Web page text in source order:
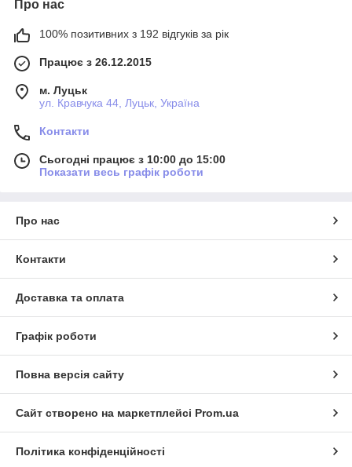
Про нас
100% позитивних з 192 відгуків за рік
Працює з 26.12.2015
м. Луцьк
ул. Кравчука 44, Луцьк, Україна
Контакти
Сьогодні працює з 10:00 до 15:00
Показати весь графік роботи
Про нас
Контакти
Доставка та оплата
Графік роботи
Повна версія сайту
Сайт створено на маркетплейсі Prom.ua
Політика конфіденційності